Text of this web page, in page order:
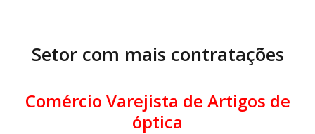
Setor com mais contratações
Comércio Varejista de Artigos de
óptica